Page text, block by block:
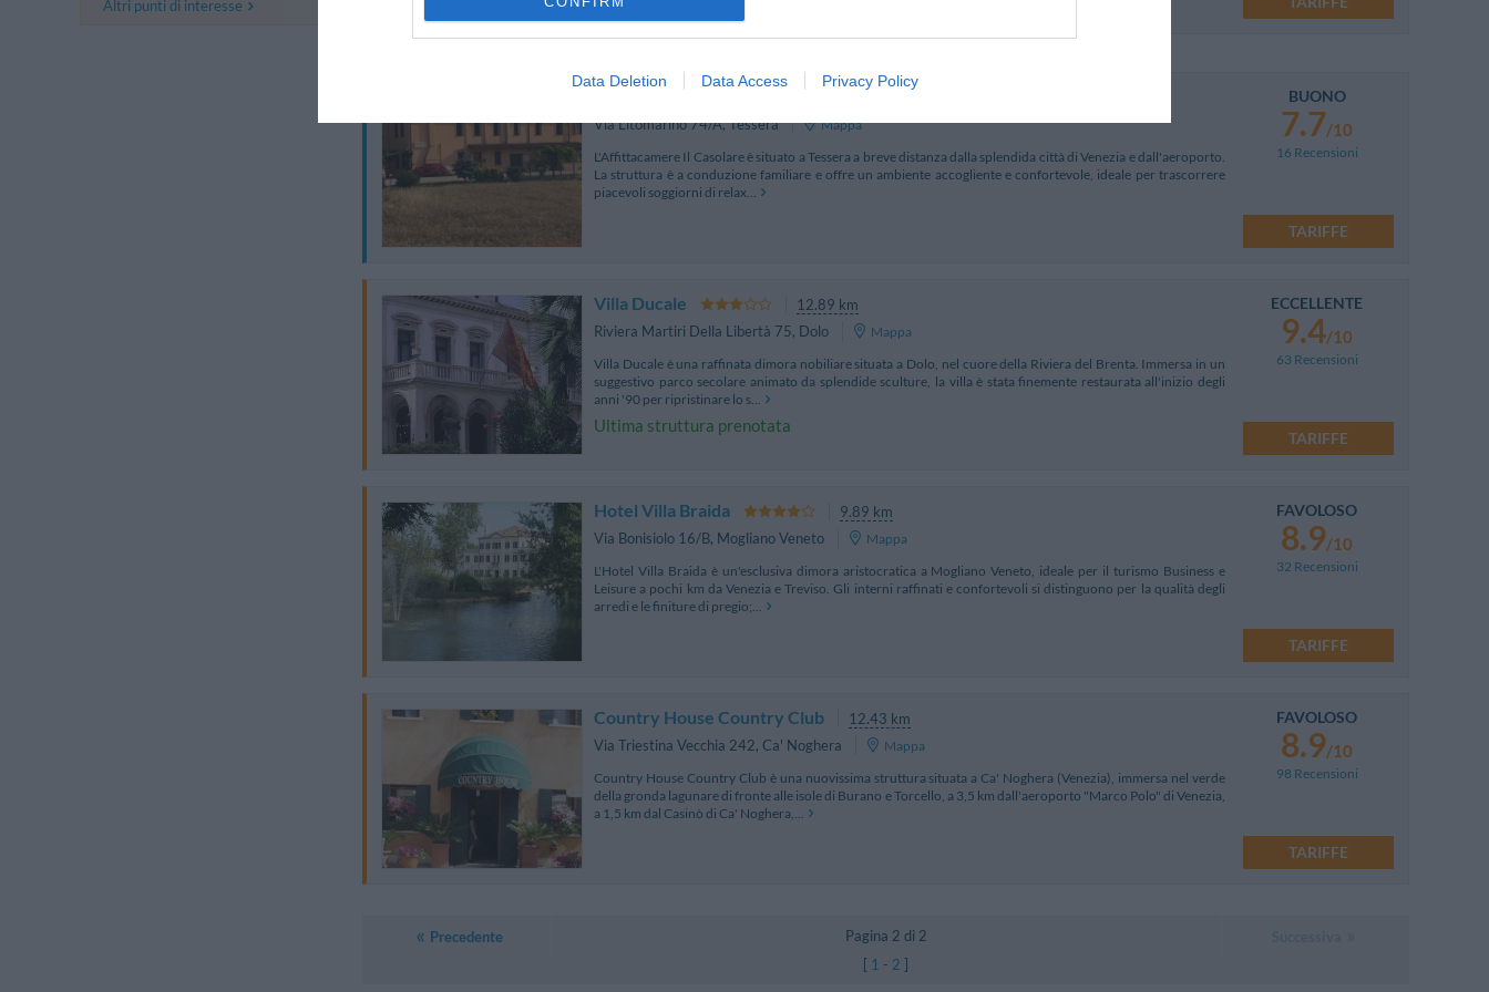
Data Deletion Data Access Privacy Policy
Affittacamere Il Casolare
Via Litomarino 74/A,Tessera
Mappa
L'Affittacamere Il Casolare è situato a Tessera a breve distanza dalla splendida città di Venezia e dall'aeroporto.
La struttura è a conduzione familiare e offre un ambiente accogliente e confortevole, ideale per trascorrere
piacevoli soggiorni di relax...
BUONO
7.7/10
16 Recensioni
TARIFFE
Villa Ducale
12.89 km
Riviera Martiri Della Libertà 75, Dolo
Mappa
Villa Ducale è una raffinata dimora nobiliare situata a Dolo, nel cuore della Riviera del Brenta. Immersa in un
suggestivo parco secolare animato da splendide sculture, la villa è stata finemente restaurata all'inizio degli
anni '90 per ripristinare lo s...
Ultima struttura prenotata
ECCELLENTE
9.4/10
63 Recensioni
TARIFFE
Hotel Villa Braida
9.89 km
Via Bonisiolo 16/B, Mogliano Veneto
Mappa
L'Hotel Villa Braida è un'esclusiva dimora aristocratica a Mogliano Veneto, ideale per il turismo Business e
Leisure a pochi km da Venezia e Treviso. Gli interni raffinati e confortevoli si distinguono per la qualità degli
arredi e le finiture di pregio;...
FAVOLOSO
8.9/10
32 Recensioni
TARIFFE
Country House Country Club
12.43 km
Via Triestina Vecchia 242, Ca' Noghera
Mappa
Country House Country Club è una nuovissima struttura situata a Ca' Noghera (Venezia), immersa nel verde
della gronda lagunare di fronte alle isole di Burano e Torcello, a 3,5 km dall'aeroporto "Marco Polo" di Venezia,
a 1,5 km dal Casinò di Ca' Noghera,...
FAVOLOSO
8.9/10
98 Recensioni
TARIFFE
Precedente Pagina 2 di 2
[ 1 - 2 ]
Altri punti di interesse